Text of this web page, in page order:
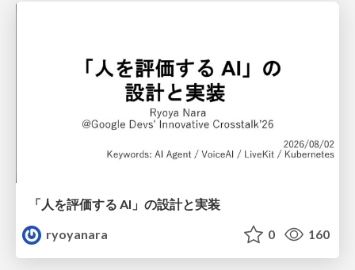
「人を評価する AI」の 設計と実装
ryoyanara
0 160